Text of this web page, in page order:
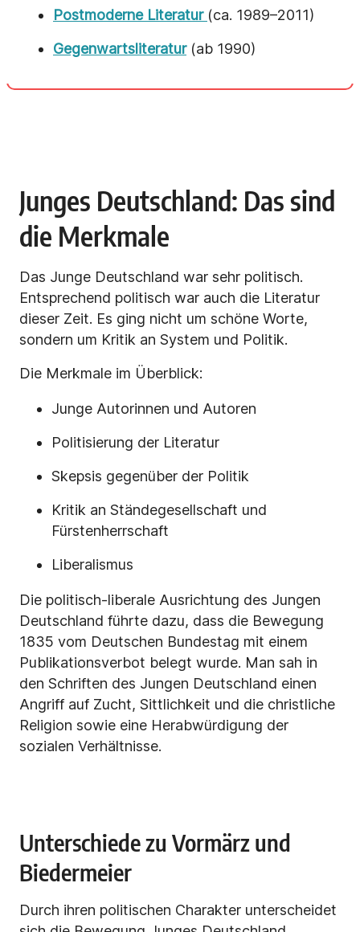
Postmoderne Literatur (ca. 1989–2011)
Gegenwartsliteratur(ab 1990)
Junges Deutschland: Das sind
die Merkmale
Das Junge Deutschland war sehr politisch.
Entsprechend politisch war auch die Literatur
dieser Zeit. Es ging nicht um schöne Worte,
sondern um Kritik an System und Politik.
Die Merkmale im Überblick:
Junge Autorinnen und Autoren
Politisierung der Literatur
Skepsis gegenüber der Politik
Kritik an Ständegesellschaft und
Fürstenherrschaft
Liberalismus
Die politisch-liberale Ausrichtung des Jungen
Deutschland führte dazu, dass die Bewegung
1835 vom Deutschen Bundestag mit einem
Publikationsverbot belegt wurde. Man sah in
den Schriften des Jungen Deutschland einen
Angriff auf Zucht, Sittlichkeit und die christliche
Religion sowie eine Herabwürdigung der
sozialen Verhältnisse.
Unterschiede zu Vormärz und
Biedermeier
Durch ihren politischen Charakter unterscheidet